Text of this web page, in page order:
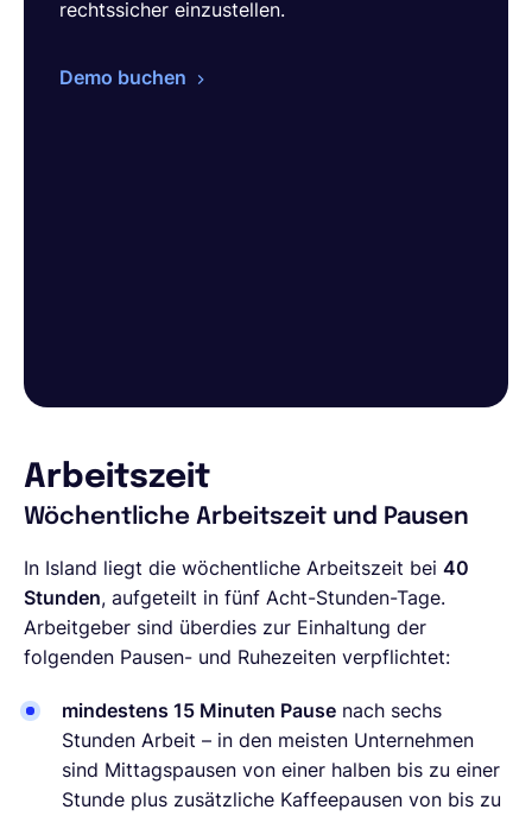
rechtssicher einzustellen.
Demo buchen
Arbeitszeit
Wöchentliche Arbeitszeit und Pausen
In Island liegt die wöchentliche Arbeitszeit bei 40
Stunden, aufgeteilt in fünf Acht-Stunden-Tage.
Arbeitgeber sind überdies zur Einhaltung der
folgenden Pausen- und Ruhezeiten verpflichtet:
mindestens 15 Minuten Pause nach sechs
Stunden Arbeit – in den meisten Unternehmen
sind Mittagspausen von einer halben bis zu einer
Stunde plus zusätzliche Kaffeepausen von bis zu